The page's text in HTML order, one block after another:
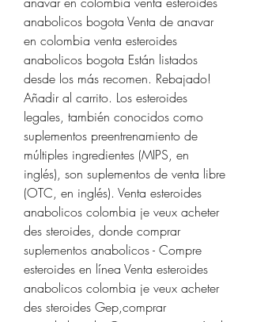
anabolicos bogota Venta de anavar
en colombia venta esteroides
anabolicos bogota Están listados
desde los más recomen. Rebajado!
Añadir al carrito. Los esteroides
legales, también conocidos como
suplementos preentrenamiento de
múltiples ingredientes (MIPS, en
inglés), son suplementos de venta libre
(OTC, en inglés). Venta esteroides
anabolicos colombia je veux acheter
des steroides, donde comprar
suplementos anabolicos - Compre
esteroides en línea Venta esteroides
anabolicos colombia je veux acheter
des steroides Gep,comprar